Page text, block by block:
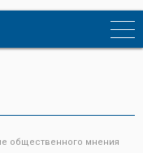
общественного мнения